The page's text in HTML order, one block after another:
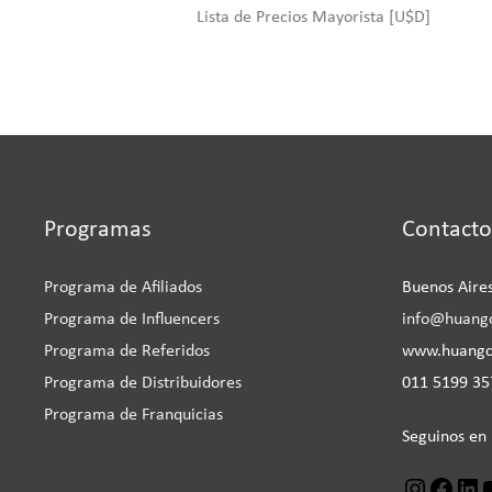
Lista de Precios Mayorista [U$D]
Programas
Programa de Afiliados
Programa de Influencers
Programa de Referidos
Programa de Distribuidores
Programa de Franquicias
Contacto
Buenos
011 5199
Seguinos en
Instagram